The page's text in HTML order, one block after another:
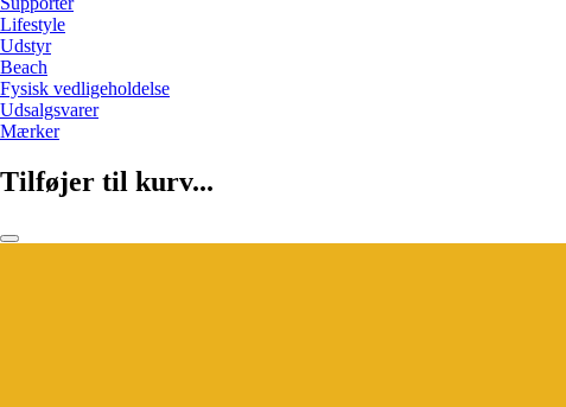
Lifestyle
Udstyr
Beach
Fysisk vedligeholdelse
Udsalgsvarer
Mærker
Tilføjer til kurv...